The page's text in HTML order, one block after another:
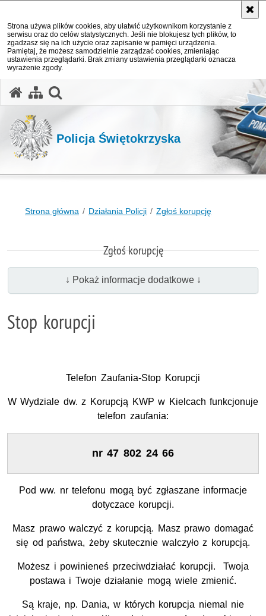
Strona używa plików cookies, aby ułatwić użytkownikom korzystanie z
serwisu oraz do celów statystycznych. Jeśli nie blokujesz tych plików, to
zgadzasz się na ich użycie oraz zapisanie w pamięci urządzenia.
Pamiętaj, że możesz samodzielnie zarządzać cookies, zmieniając
ustawienia przeglądarki. Brak zmiany ustawienia przeglądarki oznacza
wyrażenie zgody.
Policja Świętokrzyska
Strona główna Działania Policji Zgłoś korupcję
Zgłoś korupcję
↓ Pokaż informacje dodatkowe ↓
Stop korupcji
Telefon Zaufania-Stop Korupcji
W Wydziale dw. z Korupcją KWP w Kielcach funkcjonuje
telefon zaufania:
nr 47 802 24 66
Pod ww. nr telefonu mogą być zgłaszane informacje
dotyczace korupcji.
Masz prawo walczyć z korupcją. Masz prawo domagać
się od państwa, żeby skutecznie walczyło z korupcją.
Możesz i powinieneś przeciwdziałać korupcji. Twoja
postawa i Twoje działanie mogą wiele zmienić.
Są kraje, np. Dania, w których korupcja niemal nie